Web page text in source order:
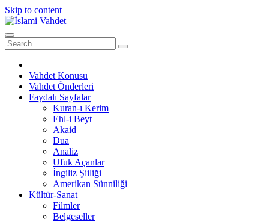
Skip to content
Vahdet Konusu
Vahdet Önderleri
Faydalı Sayfalar
Kuran-ı Kerim
Ehl-i Beyt
Akaid
Dua
Analiz
Ufuk Açanlar
İngiliz Şiiliği
Amerikan Sünniliği
Kültür-Sanat
Filmler
Belgeseller